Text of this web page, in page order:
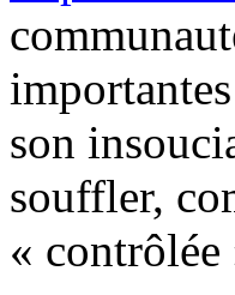
son
souffler,
« contrôlée